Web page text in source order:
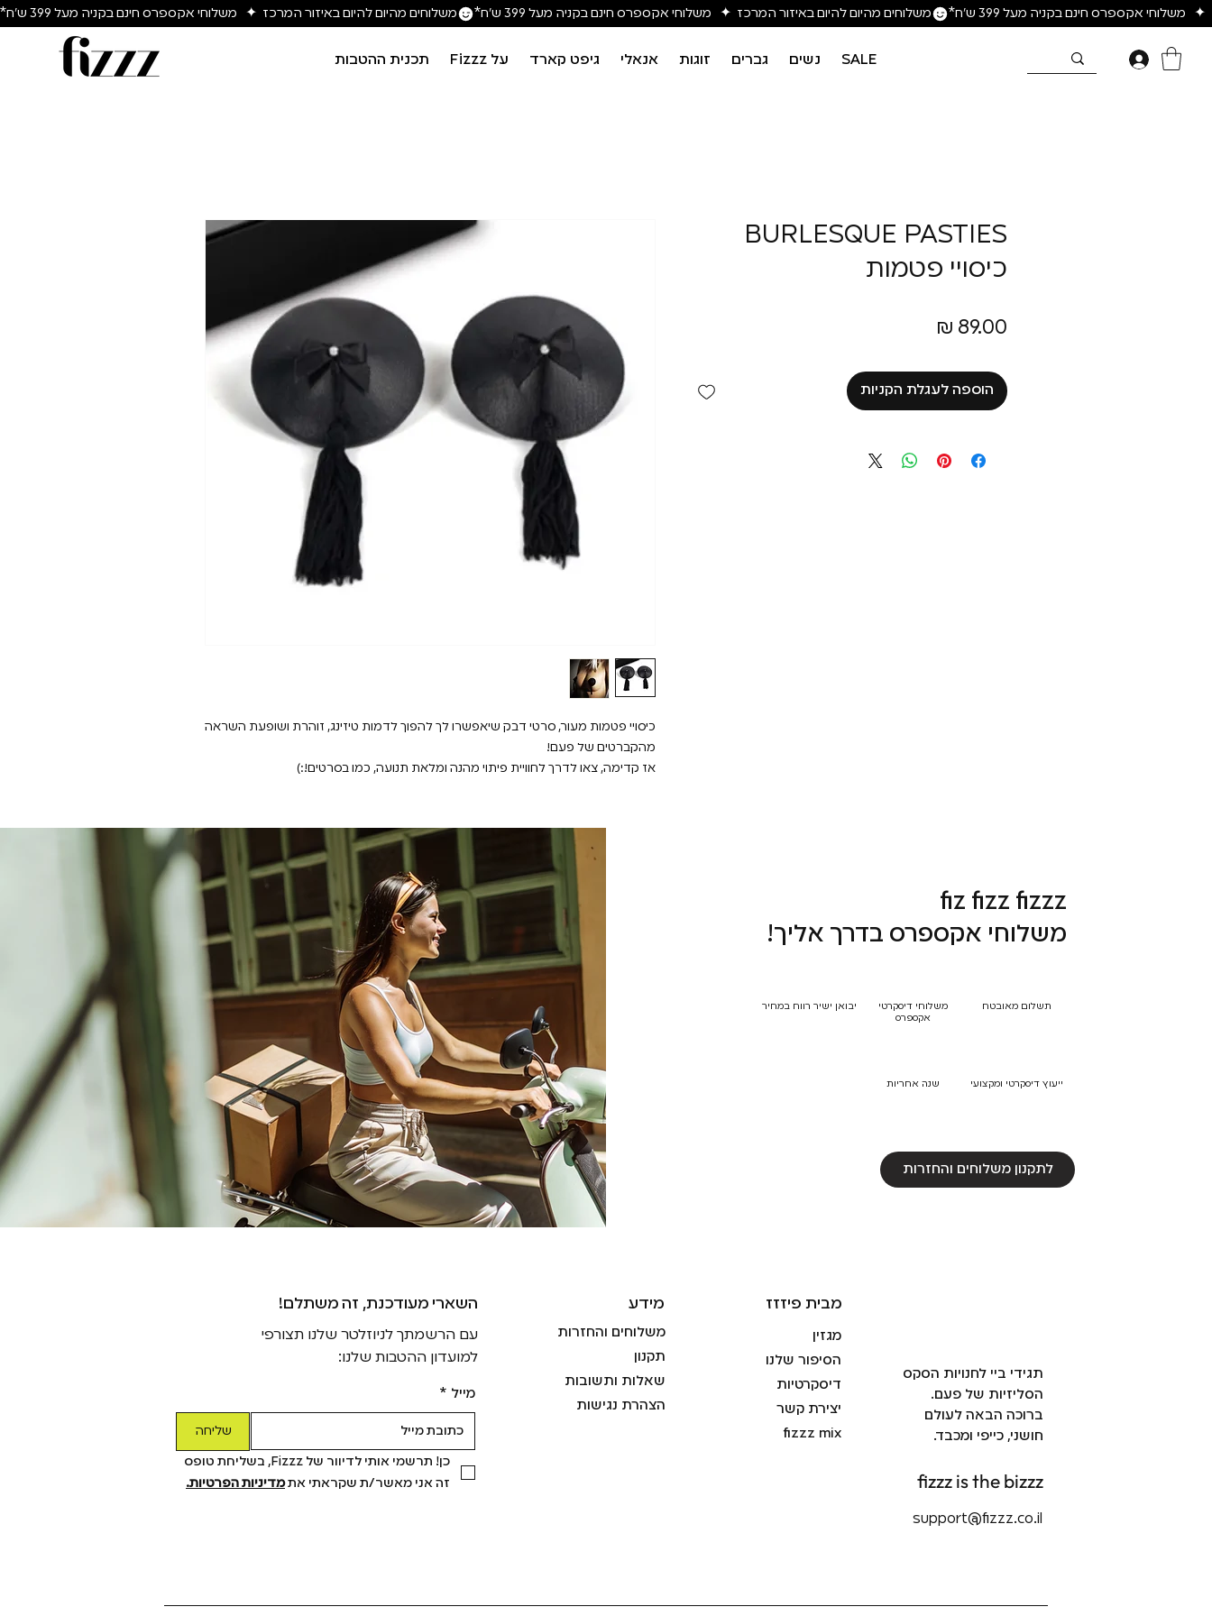
משלוחים מהיום להיום באיזור המרכז  ✦   משלוחי אקספרס חינם בקניה מעל 399 ש״ח*
SALE נשים גברים זוגות אנאלי גיפט קארד על Fizzz תכנית ההטבות
כיסויי פטמות מעור, סרטי דבק שיאפשרו לך להפוך לדמות טיזינג, זוהרת ושופעת השראה
מהקברטים של פעם!
אז קדימה, צאו לדרך לחוויית פיתוי מהנה ומלאת תנועה, כמו בסרטים!:)
BURLESQUE PASTIES
כיסויי פטמות
הוספה לעגלת הקניות
fiz fizz fizzz
משלוחי אקספרס בדרך אליך!
תשלום מאובטח
ייעוץ דיסקרטי ומקצועי
משלוחי דיסקרטי
אקספרס
שנה אחריות
יבואן ישיר רווח במחיר
לתקנון משלוחים והחזרות
!השארי מעודכנת, זה משתלם
עם הרשמתך לניוזלטר שלנו תצורפי
למועדון ההטבות שלנו:
מייל *
שליחה
זה אני מאשר/ת שקראתי את מדיניות הפרטיות.
מידע
משלוחים והחזרות
תקנון
שאלות ותשובות
הצהרת נגישות
מבית פיזזז
מגזין
הסיפור שלנו
דיסקרטיות
יצירת קשר
fizzz mix
תגידי ביי לחנויות הסקס
הסליזיות של פעם.
ברוכה הבאה לעולם
חושני, כייפי ומכבד.
fizzz is the bizzz
support@fizzz.co.il